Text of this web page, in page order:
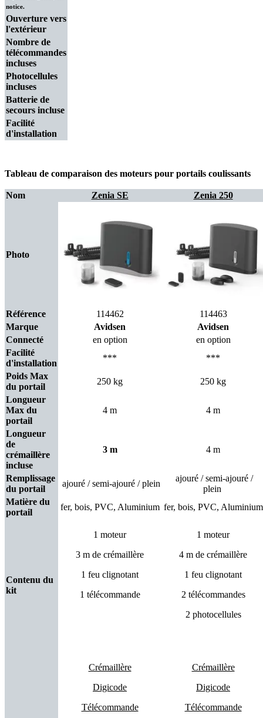
notice.
Ouverture vers
l'extérieur
Nombre de
télécommandes
incluses
Photocellules
incluses
Batterie de
secours incluse
Facilité
d'installation
Tableau de comparaison des moteurs pour portails coulissants
Nom Zenia SE Zenia 250
Photo
Référence 114462
114463
Marque
Avidsen
Avidsen
Connecté
en option
en option
Facilité
d'installation
***
***
Poids Max
du portail
250 kg
250 kg
Longueur
Max du
portail
4 m 4 m
Longueur
de
crémaillère
incluse
3 m 4 m
Remplissage
du portail
ajouré / semi-ajouré / plein
ajouré / semi-ajouré /
plein
Matière du
portail
fer, bois, PVC, Aluminium fer, bois, PVC, Aluminium
Contenu du
kit
1 moteur
3 m de crémaillère
1 feu clignotant
1 télécommande
1 moteur
4 m de crémaillère
1 feu clignotant
2 télécommandes
2 photocellules
Crémaillère
Digicode
Télécommande
Crémaillère
Digicode
Télécommande